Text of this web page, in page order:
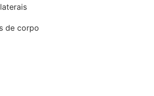
de corpo